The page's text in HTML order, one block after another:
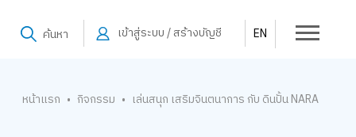
ค้นหา เข้าสู่ระบบ / สร้างบัญชี EN
หน้าแรก • กิจกรรม • เล่นสนุก เสริมจินตนาการ กับ ดินปั้น NARA